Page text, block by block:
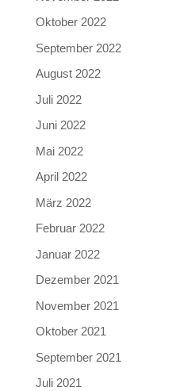
Oktober 2022
September 2022
August 2022
Juli 2022
Juni 2022
Mai 2022
April 2022
März 2022
Februar 2022
Januar 2022
Dezember 2021
November 2021
Oktober 2021
September 2021
Juli 2021